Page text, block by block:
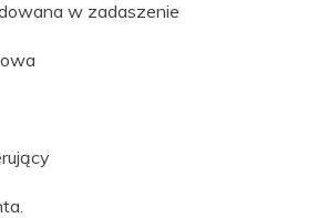
w zadaszenie